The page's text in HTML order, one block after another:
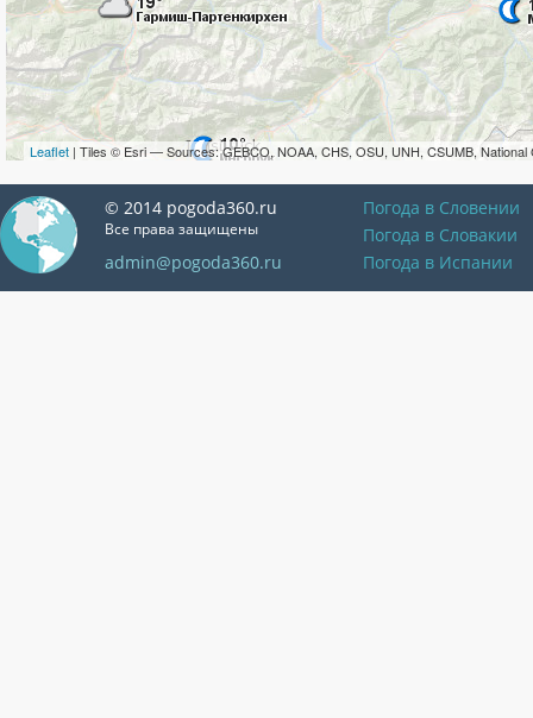
Leaflet | Tiles © Esri — Sources: GEBCO, NOAA, CHS, OSU, UNH, CSUMB, National
© 2014 pogoda360.ru
Все права защищены
admin@pogoda360.ru
Погода в Словении
Погода в Словакии
Погода в Испании